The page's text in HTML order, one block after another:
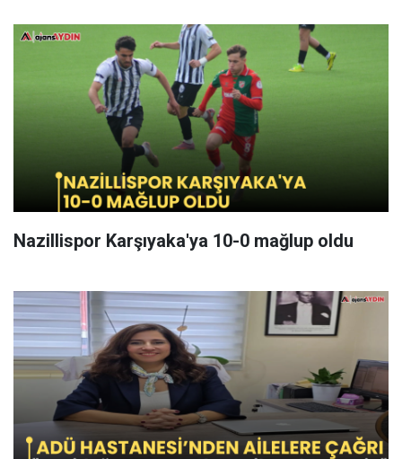
Nazillispor Karşıyaka'ya 10-0 mağlup oldu